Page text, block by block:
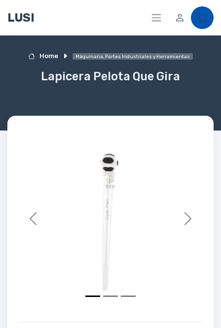
LUSI
Home Máquinaria, Partes Industriales y Herramientas
Lapicera Pelota Que Gira
Previous Next